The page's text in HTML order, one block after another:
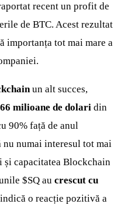
recent un profit de
de BTC. Acest rezultat
importanța tot mai mare a
un alt succes,
66 milioane de dolari din
90% față de anul
nu numai interesul tot mai
și capacitatea Blockchain
$SQ au crescut cu
o reacție pozitivă a